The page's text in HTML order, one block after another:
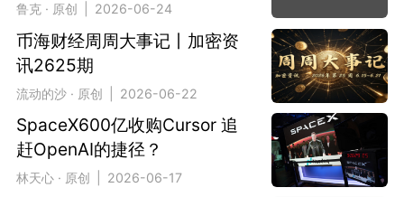
鲁克 · 原创 | 2026-06-24
币海财经周周大事记丨加密资
讯2625期
流动的沙 · 原创 | 2026-06-22
SpaceX600亿收购Cursor 追
赶OpenAI的捷径？
林天心 · 原创 | 2026-06-17